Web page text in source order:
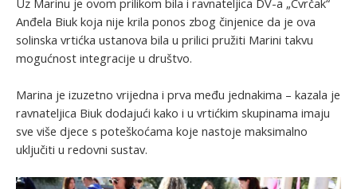
Anđela Biuk koja nije krila ponos zbog činjenice da je ova
solinska vrtićka ustanova bila u prilici pružiti Marini takvu
mogućnost integracije u društvo.
Marina je izuzetno vrijedna i prva među jednakima – kazala je
ravnateljica Biuk dodajući kako i u vrtićkim skupinama imaju
sve više djece s poteškoćama koje nastoje maksimalno
uključiti u redovni sustav.